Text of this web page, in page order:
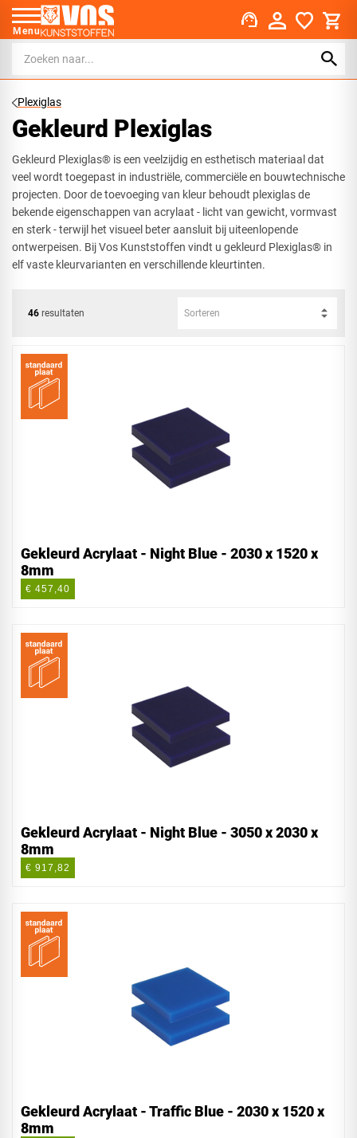
Menu support_agent
Plexiglas
Gekleurd Plexiglas
Gekleurd Plexiglas® is een veelzijdig en esthetisch materiaal dat
veel wordt toegepast in industriële, commerciële en bouwtechnische
projecten. Door de toevoeging van kleur behoudt plexiglas de
bekende eigenschappen van acrylaat - licht van gewicht, vormvast
en sterk - terwijl het visueel beter aansluit bij uiteenlopende
ontwerpeisen. Bij Vos Kunststoffen vindt u gekleurd Plexiglas® in
elf vaste kleurvarianten en verschillende kleurtinten.
46 resultaten Sorteren
Gekleurd Acrylaat - Night Blue - 2030 x 1520 x
8mm
€ 457,40
Gekleurd Acrylaat - Night Blue - 3050 x 2030 x
8mm
€ 917,82
Gekleurd Acrylaat - Traffic Blue - 2030 x 1520 x
8mm